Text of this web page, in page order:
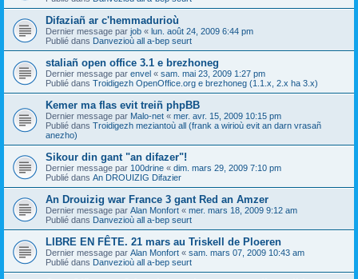
Difaziañ ar c'hemmadurioù
Dernier message par job « lun. août 24, 2009 6:44 pm
Publié dans Danvezioù all a-bep seurt
staliañ open office 3.1 e brezhoneg
Dernier message par envel « sam. mai 23, 2009 1:27 pm
Publié dans Troidigezh OpenOffice.org e brezhoneg (1.1.x, 2.x ha 3.x)
Kemer ma flas evit treiñ phpBB
Dernier message par Malo-net « mer. avr. 15, 2009 10:15 pm
Publié dans Troidigezh meziantoù all (frank a wirioù evit an darn vrasañ
anezho)
Sikour din gant "an difazer"!
Dernier message par 100drine « dim. mars 29, 2009 7:10 pm
Publié dans An DROUIZIG Difazier
An Drouizig war France 3 gant Red an Amzer
Dernier message par Alan Monfort « mer. mars 18, 2009 9:12 am
Publié dans Danvezioù all a-bep seurt
LIBRE EN FÊTE. 21 mars au Triskell de Ploeren
Dernier message par Alan Monfort « sam. mars 07, 2009 10:43 am
Publié dans Danvezioù all a-bep seurt